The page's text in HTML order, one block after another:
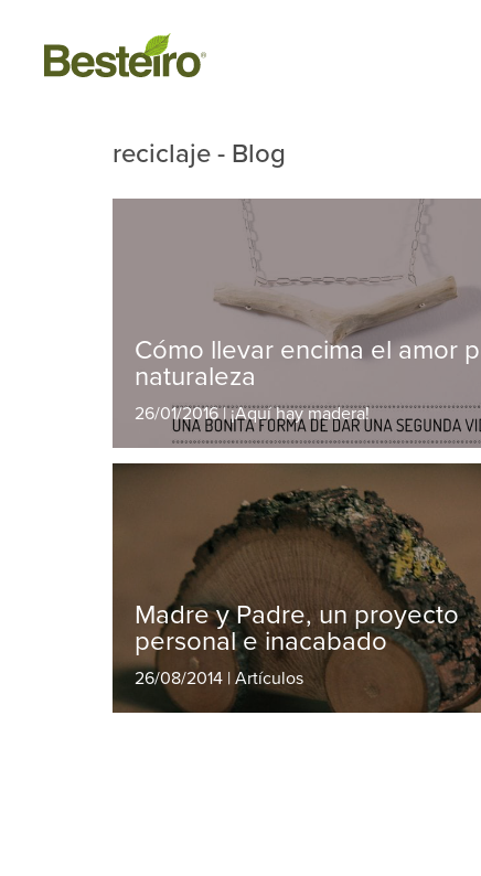
reciclaje - Blog
Cómo llevar encima el amor
naturaleza
26/01/2016 | ¡Aquí hay madera!
Madre y Padre, un proyecto
personal e inacabado
26/08/2014 | Artículos